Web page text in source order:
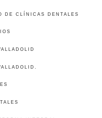
DE CLÍNICAS DENTALES